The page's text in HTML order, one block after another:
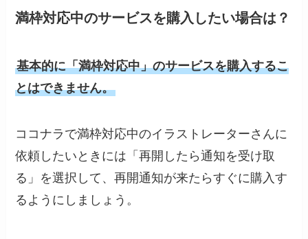
満枠対応中のサービスを購入したい場合は？
基本的に「満枠対応中」のサービスを購入するこ
とはできません。
ココナラで満枠対応中のイラストレーターさんに
依頼したいときには「再開したら通知を受け取
る」を選択して、再開通知が来たらすぐに購入す
るようにしましょう。